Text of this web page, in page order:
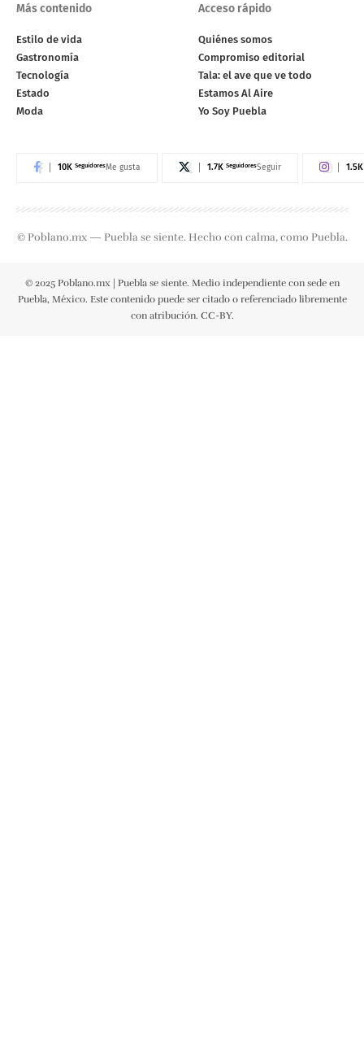
Más contenido
Estilo de vida
Gastronomía
Tecnología
Estado
Moda
Acceso rápido
Quiénes somos
Compromiso editorial
Tala: el ave que ve todo
Estamos Al Aire
Yo Soy Puebla
10K SeguidoresMe gusta 1.7K SeguidoresSeguir 1.5K
© Poblano.mx — Puebla se siente. Hecho con calma, como Puebla.
© 2025 Poblano.mx | Puebla se siente. Medio independiente con sede en
Puebla, México. Este contenido puede ser citado o referenciado libremente
con atribución. CC-BY.